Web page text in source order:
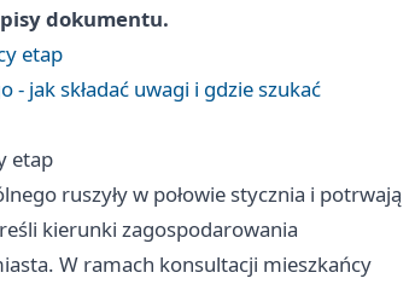
dokumentu.
etap
jak składać uwagi i gdzie szukać
etap
ruszyły w połowie stycznia i potrwają
kierunki zagospodarowania
W ramach konsultacji mieszkańcy